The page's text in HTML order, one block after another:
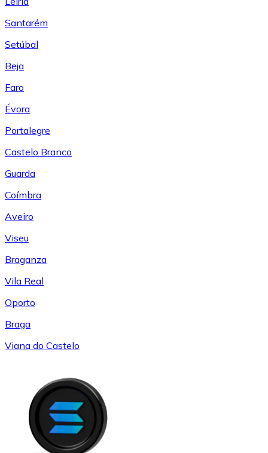
Santarém
Setúbal
Beja
Faro
Évora
Portalegre
Castelo Branco
Guarda
Coímbra
Aveiro
Viseu
Braganza
Vila Real
Oporto
Braga
Viana do Castelo